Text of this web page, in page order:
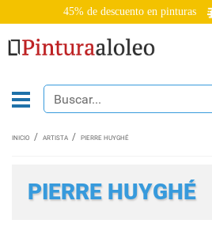
45% de descuento en pinturas
INICIO ARTISTA PIERRE HUYGHÉ
PIERRE HUYGHÉ